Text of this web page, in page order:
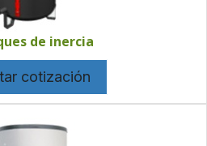
de inercia
cotización